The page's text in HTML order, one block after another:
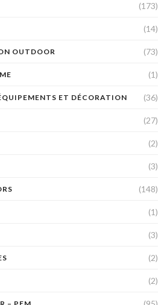
(173)
(14)
OUTDOOR (73)
(1)
ET DÉCORATION (36)
(27)
(2)
(3)
(148)
(1)
(3)
(2)
(2)